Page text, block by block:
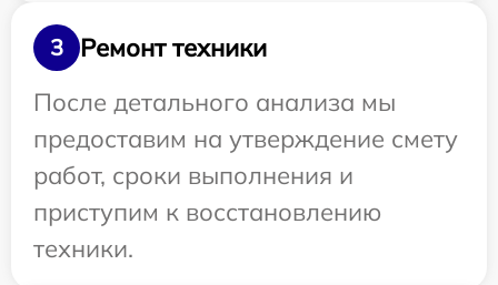
3
Ремонт техники
После детального анализа мы
предоставим на утверждение смету
работ, сроки выполнения и
приступим к восстановлению
техники.